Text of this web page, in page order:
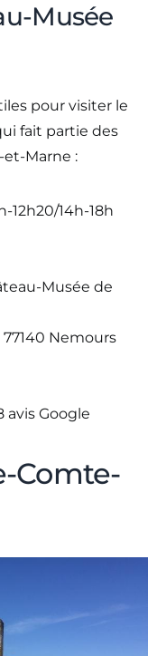
Musée
pour visiter le
fait partie des
et-Marne :
12h20/14h-18h
Musée de
77140 Nemours
avis Google
Comte-